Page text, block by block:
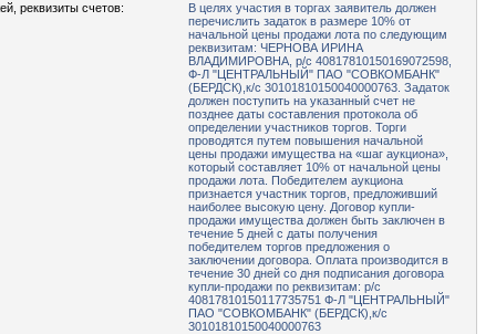
реквизиты счетов:
В целях участия в торгах заявитель должен
перечислить задаток в размере 10% от
начальной цены продажи лота по следующим
реквизитам: ЧЕРНОВА ИРИНА
ВЛАДИМИРОВНА, р/с 40817810150169072598,
Ф-Л "ЦЕНТРАЛЬНЫЙ" ПАО "СОВКОМБАНК"
(БЕРДСК),к/с 30101810150040000763. Задаток
должен поступить на указанный счет не
позднее даты составления протокола об
определении участников торгов. Торги
проводятся путем повышения начальной
цены продажи имущества на «шаг аукциона»,
который составляет 10% от начальной цены
продажи лота. Победителем аукциона
признается участник торгов, предложивший
наиболее высокую цену. Договор купли-
продажи имущества должен быть заключен в
течение 5 дней с даты получения
победителем торгов предложения о
заключении договора. Оплата производится в
течение 30 дней со дня подписания договора
купли-продажи по реквизитам: р/с
40817810150117735751 Ф-Л "ЦЕНТРАЛЬНЫЙ"
ПАО "СОВКОМБАНК" (БЕРДСК),к/с
30101810150040000763